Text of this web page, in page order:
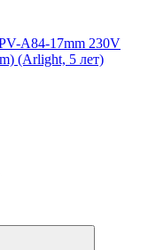
A84-17mm 230V
(Arlight, 5 лет)